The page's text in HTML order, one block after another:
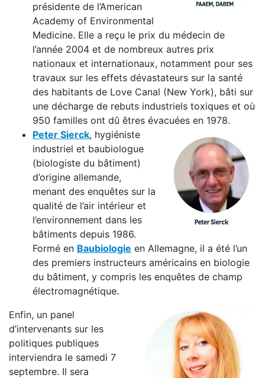
présidente de l’American
Academy of Environmental
Medicine. Elle a reçu le prix du médecin de
l’année 2004 et de nombreux autres prix
nationaux et internationaux, notamment pour ses
travaux sur les effets dévastateurs sur la santé
des habitants de Love Canal (New York), bâti sur
une décharge de rebuts industriels toxiques et où
950 familles ont dû êtres évacuées en 1978.
Peter Sierck, hygiéniste
industriel et baubiologue
(biologiste du bâtiment)
d’origine allemande,
menant des enquêtes sur la
qualité de l’air intérieur et
l’environnement dans les
bâtiments depuis 1986.
Formé en Baubiologie en Allemagne, il a été l’un
des premiers instructeurs américains en biologie
du bâtiment, y compris les enquêtes de champ
électromagnétique.
Enfin, un panel
d’intervenants sur les
politiques publiques
interviendra le samedi 7
septembre. Il sera